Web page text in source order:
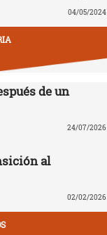
04/05/2024
de un
24/07/2026
al
02/02/2026